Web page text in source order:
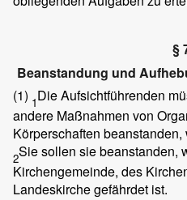
§
Beanstandung und
(1) 1Die Aufsichtführenden
andere Maßnahmen von
Körperschaften
2Sie sollen sie beanstanden,
Kirchengemeinde, des
Landeskirche gefährdet ist.